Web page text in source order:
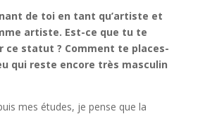
de toi en tant qu’artiste et
artiste. Est-ce que tu te
ce statut ? Comment te places-
qui reste encore très masculin
mes études, je pense que la